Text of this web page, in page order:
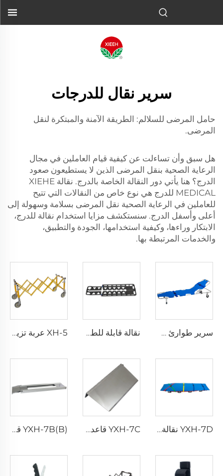
سرير نقال للدرجات
حامل المرضى للسلالم: الطريقة الآمنة والمبتكرة لنقل
المرضى.
هل سبق وأن تساءلت عن كيفية قيام العاملين في مجال
الرعاية الصحية بنقل المرضى الذين لا يستطيعون صعود
الدرج؟ هنا يأتي دور النقالة الخاصة بالدرج. نقالة XIEHE
MEDICAL للدرج هي نوع خاص من النقالات التي تتيح
للعاملين في الرعاية الصحية نقل المرضى بسلامة وسهولة إلى
أعلى وأسفل الدرج. سنستكشف مزايا استخدام نقالة للدرج،
الابتكار وراءها، وكيفية استخدامها، الجودة والتطبيق،
والخدمات المرتبطة بها.
سرير طوارئ طيّ قابل للطي خفيف الوزن YXH-1A3 نقالة قابلة للطي من ألياف الكربون طراز YXH-4C XH-5 عربة تزيد من سرير نعوش الجنازات
YXH-7D نقالة شفط YXH-7C قاعدة نقالة YXH-7B(B) قاعدة نقالة مصنوعة من سبيكة الألمنيوم تُستخدم